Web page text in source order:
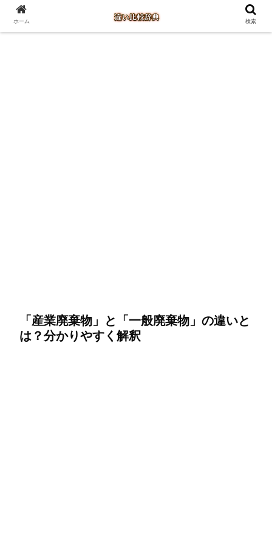
「産業廃棄物」と「一般廃棄物」の違いと
は？分かりやすく解釈
ホーム 検索